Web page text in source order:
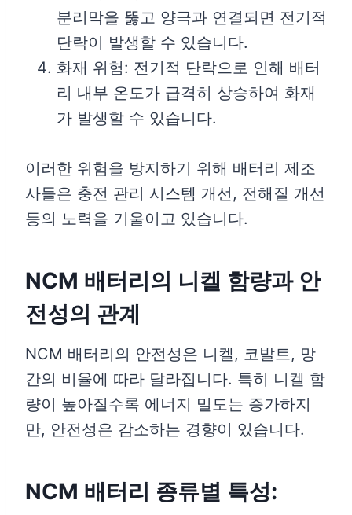
분리막을 뚫고 양극과 연결되면 전기적
단락이 발생할 수 있습니다.
화재 위험: 전기적 단락으로 인해 배터
리 내부 온도가 급격히 상승하여 화재
가 발생할 수 있습니다.
이러한 위험을 방지하기 위해 배터리 제조
사들은 충전 관리 시스템 개선, 전해질 개선
등의 노력을 기울이고 있습니다.
NCM 배터리의 니켈 함량과 안
전성의 관계
NCM 배터리의 안전성은 니켈, 코발트, 망
간의 비율에 따라 달라집니다. 특히 니켈 함
량이 높아질수록 에너지 밀도는 증가하지
만, 안전성은 감소하는 경향이 있습니다.
NCM 배터리 종류별 특성: